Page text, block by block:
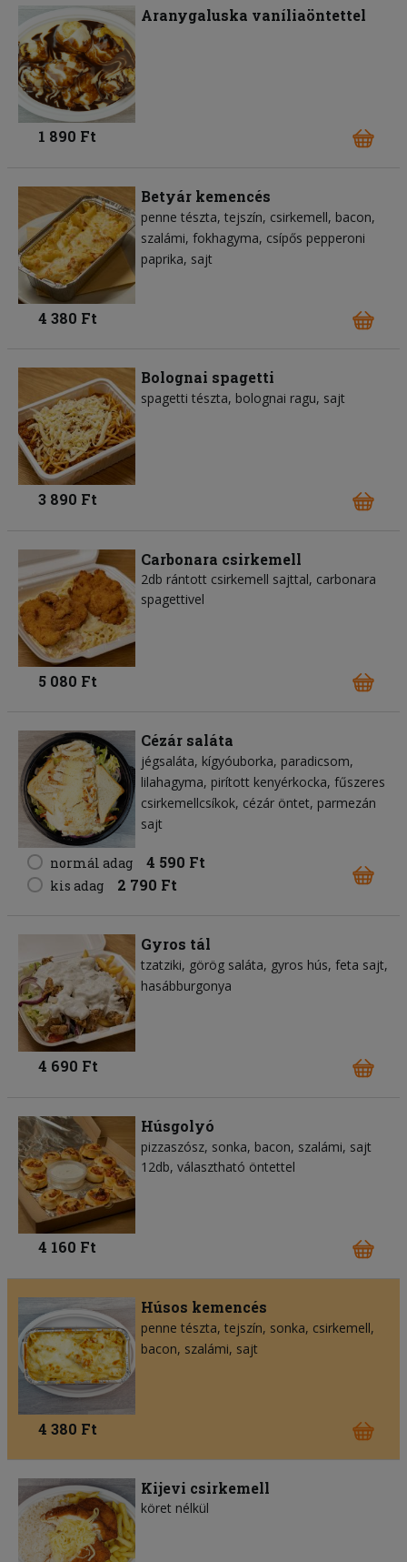
Aranygaluska vaníliaöntettel
1 890 Ft
Betyár kemencés
penne tészta tejszín csirkemell bacon
szalámi fokhagyma csípős pepperoni
paprika sajt
4 380 Ft
Bolognai spagetti
spagetti tészta bolognai ragu sajt
3 890 Ft
Carbonara csirkemell
2db rántott csirkemell sajttal, carbonara
spagettivel
5 080 Ft
Cézár saláta
jégsaláta kígyóuborka paradicsom
lilahagyma pirított kenyérkocka fűszeres
csirkemellcsíkok cézár öntet parmezán
sajt
normál adag 4 590 Ft
kis adag 2 790 Ft
Gyros tál
tzatziki görög saláta gyros hús feta sajt
hasábburgonya
4 690 Ft
Húsgolyó
pizzaszósz sonka bacon szalámi sajt
12db, választható öntettel
4 160 Ft
Húsos kemencés
penne tészta tejszín sonka csirkemell
bacon szalámi sajt
4 380 Ft
Kijevi csirkemell
köret nélkül